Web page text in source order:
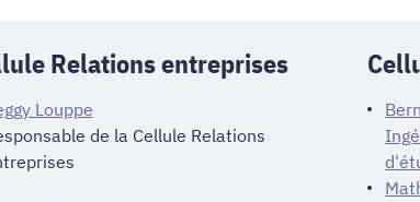
Relations entreprises
Louppe
de la Cellule Relations